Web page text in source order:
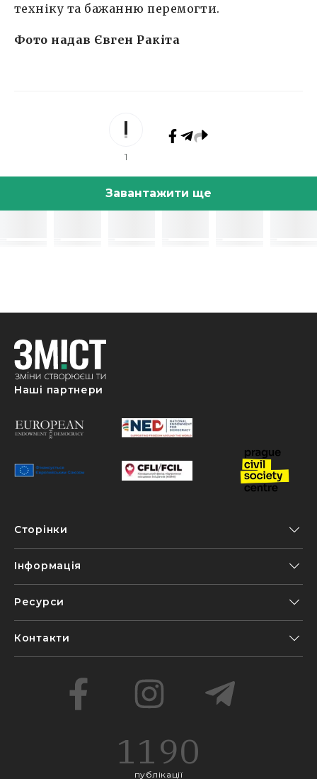
техніку та бажанню перемогти.
Фото надав Євген Ракіта
1
Завантажити ще
Наші партнери
Сторінки
Інформація
Ресурси
Контакти
1190
публікації